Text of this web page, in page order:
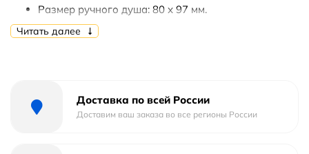
Размер ручного душа: 80 х 97 мм.
Режимов ручного душа: 1.
Регулировка штанги по высоте: 720-1020 мм.
Стандарт подключения: G 1/2.
Читать далее
Доставка по всей России
Доставим ваш заказа во все регионы России